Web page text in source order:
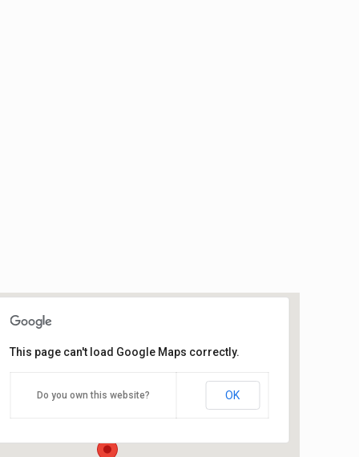
CSETC
Josep Vilaseca, 23 - Cardedeu
This page can't load Google Maps correctly.
Do you own this website? OK